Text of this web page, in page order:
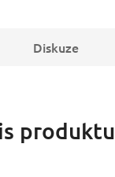
Diskuze
produktu